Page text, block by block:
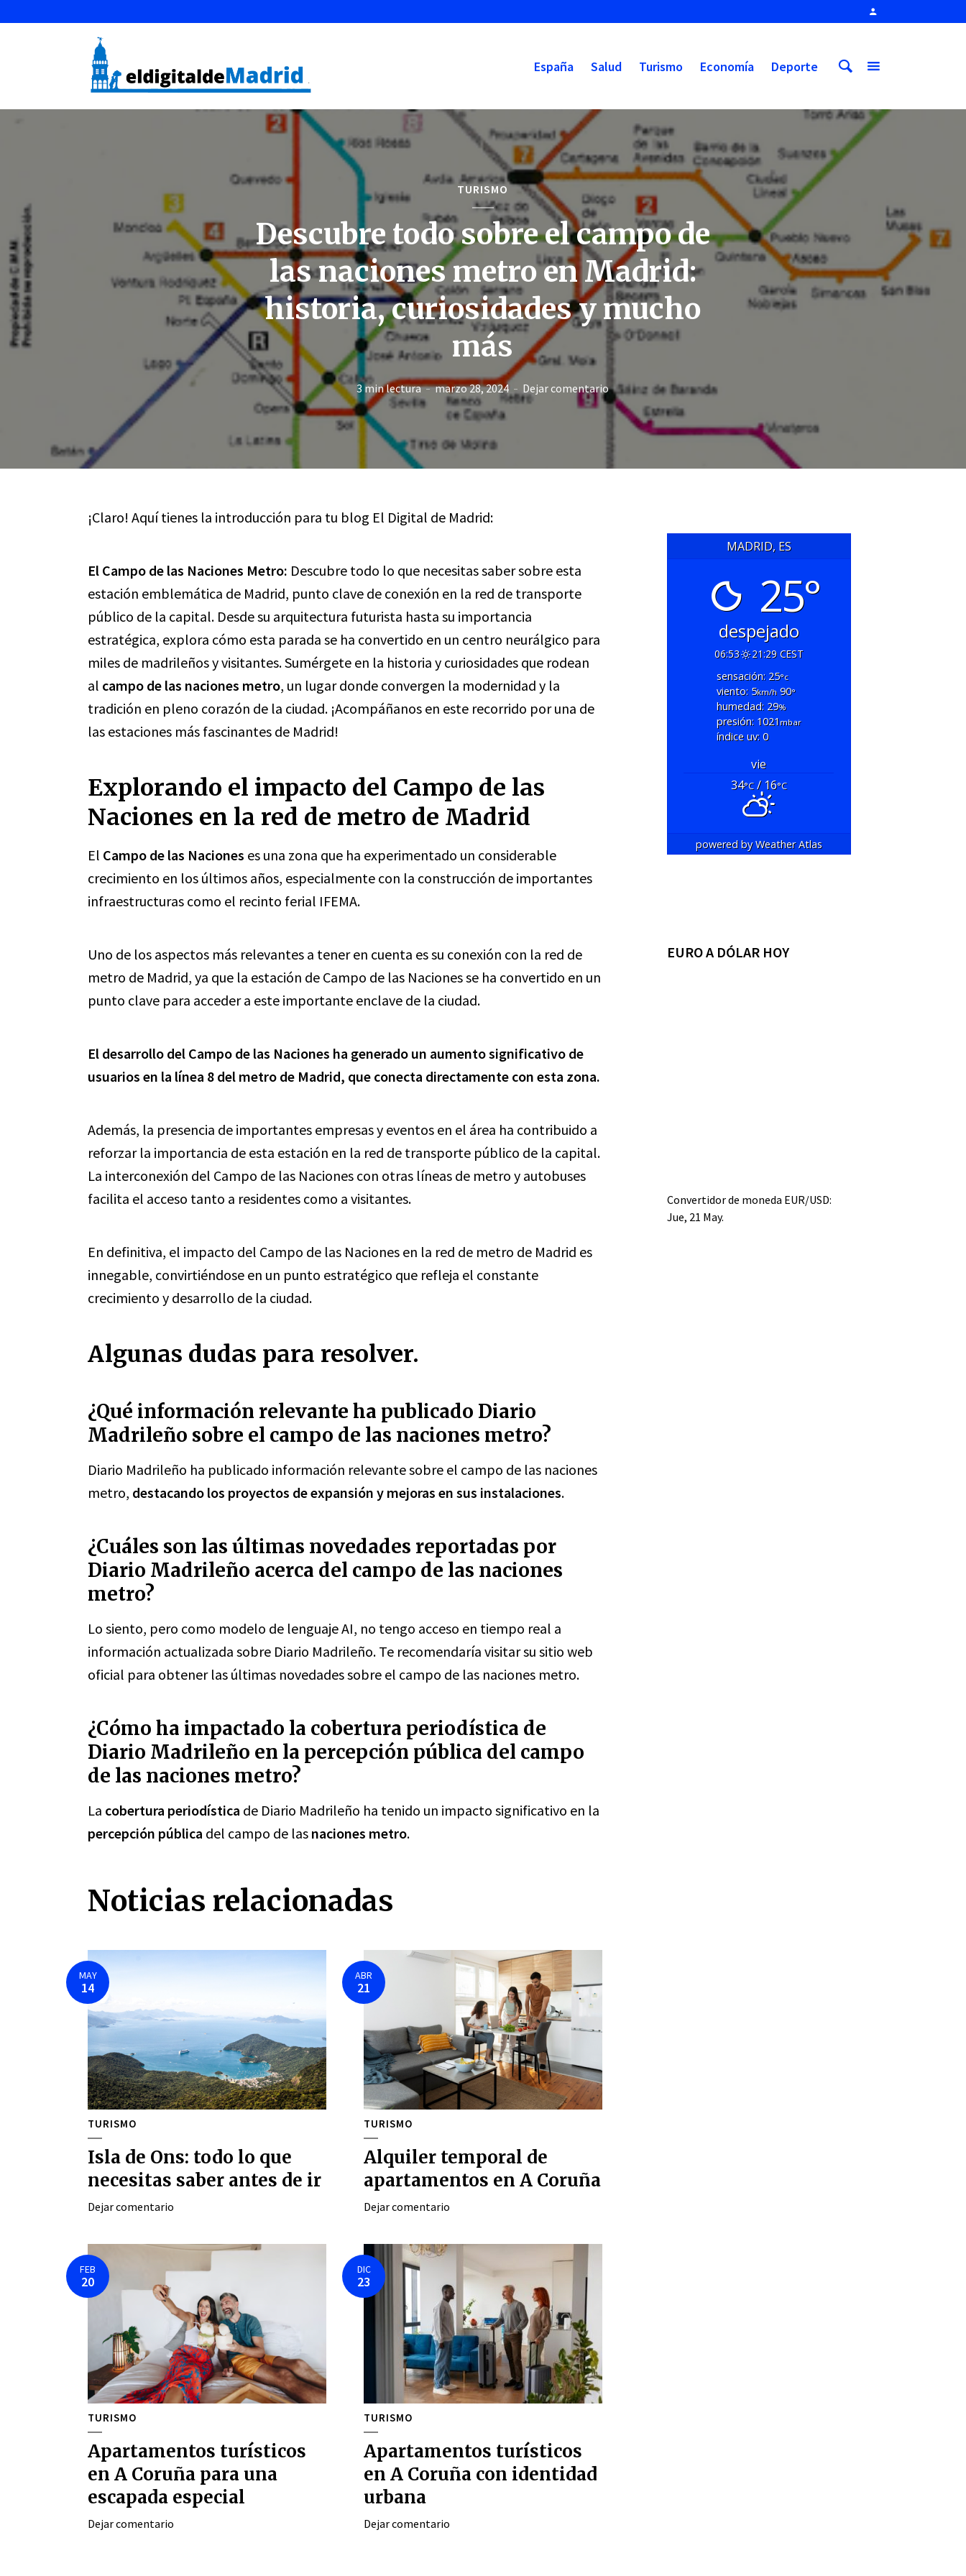
España Salud Turismo Economía Deporte
TURISMO
Descubre todo sobre el campo de
las naciones metro en Madrid:
historia, curiosidades y mucho
más
3 min lectura marzo 28, 2024 Dejar comentario
¡Claro! Aquí tienes la introducción para tu blog El Digital de Madrid:
El Campo de las Naciones Metro: Descubre todo lo que necesitas saber sobre esta
estación emblemática de Madrid, punto clave de conexión en la red de transporte
público de la capital. Desde su arquitectura futurista hasta su importancia
estratégica, explora cómo esta parada se ha convertido en un centro neurálgico para
miles de madrileños y visitantes. Sumérgete en la historia y curiosidades que rodean
al campo de las naciones metro, un lugar donde convergen la modernidad y la
tradición en pleno corazón de la ciudad. ¡Acompáñanos en este recorrido por una de
las estaciones más fascinantes de Madrid!
Explorando el impacto del Campo de las
Naciones en la red de metro de Madrid
El Campo de las Naciones es una zona que ha experimentado un considerable
crecimiento en los últimos años, especialmente con la construcción de importantes
infraestructuras como el recinto ferial IFEMA.
Uno de los aspectos más relevantes a tener en cuenta es su conexión con la red de
metro de Madrid, ya que la estación de Campo de las Naciones se ha convertido en un
punto clave para acceder a este importante enclave de la ciudad.
El desarrollo del Campo de las Naciones ha generado un aumento significativo de
usuarios en la línea 8 del metro de Madrid, que conecta directamente con esta zona.
Además, la presencia de importantes empresas y eventos en el área ha contribuido a
reforzar la importancia de esta estación en la red de transporte público de la capital.
La interconexión del Campo de las Naciones con otras líneas de metro y autobuses
facilita el acceso tanto a residentes como a visitantes.
En definitiva, el impacto del Campo de las Naciones en la red de metro de Madrid es
innegable, convirtiéndose en un punto estratégico que refleja el constante
crecimiento y desarrollo de la ciudad.
Algunas dudas para resolver.
¿Qué información relevante ha publicado Diario
Madrileño sobre el campo de las naciones metro?
Diario Madrileño ha publicado información relevante sobre el campo de las naciones
metro, destacando los proyectos de expansión y mejoras en sus instalaciones.
¿Cuáles son las últimas novedades reportadas por
Diario Madrileño acerca del campo de las naciones
metro?
Lo siento, pero como modelo de lenguaje AI, no tengo acceso en tiempo real a
información actualizada sobre Diario Madrileño. Te recomendaría visitar su sitio web
oficial para obtener las últimas novedades sobre el campo de las naciones metro.
¿Cómo ha impactado la cobertura periodística de
Diario Madrileño en la percepción pública del campo
de las naciones metro?
La cobertura periodística de Diario Madrileño ha tenido un impacto significativo en la
percepción pública del campo de las naciones metro.
Noticias relacionadas
MAY
14
TURISMO
Isla de Ons: todo lo que
necesitas saber antes de ir
Dejar comentario
ABR
21
TURISMO
Alquiler temporal de
apartamentos en A Coruña
Dejar comentario
FEB
20
TURISMO
Apartamentos turísticos
en A Coruña para una
escapada especial
Dejar comentario
DIC
23
TURISMO
Apartamentos turísticos
en A Coruña con identidad
urbana
Dejar comentario
MADRID, ES
25°
despejado
06:53
21:29 CEST
sensación: 25°c
viento: 5km/h 90°
humedad: 29%
presión: 1021 mbar
índice uv: 0
vie
34°C/ 16°C
powered byWeather Atlas
EURO A DÓLAR HOY
Convertidor de moneda EUR/USD:
Jue, 21 May.